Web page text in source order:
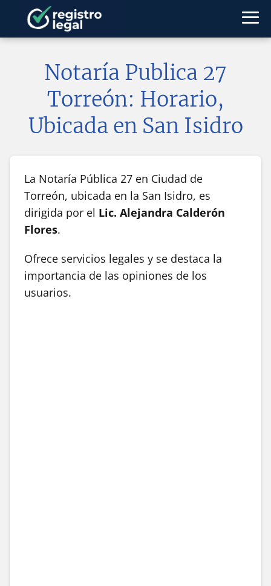
Notaría Publica 27
Torreón: Horario,
Ubicada en San Isidro
La Notaría Pública 27 en Ciudad de
Torreón, ubicada en la San Isidro, es
dirigida por el Lic. Alejandra Calderón
Flores.
Ofrece servicios legales y se destaca la
importancia de las opiniones de los
usuarios.